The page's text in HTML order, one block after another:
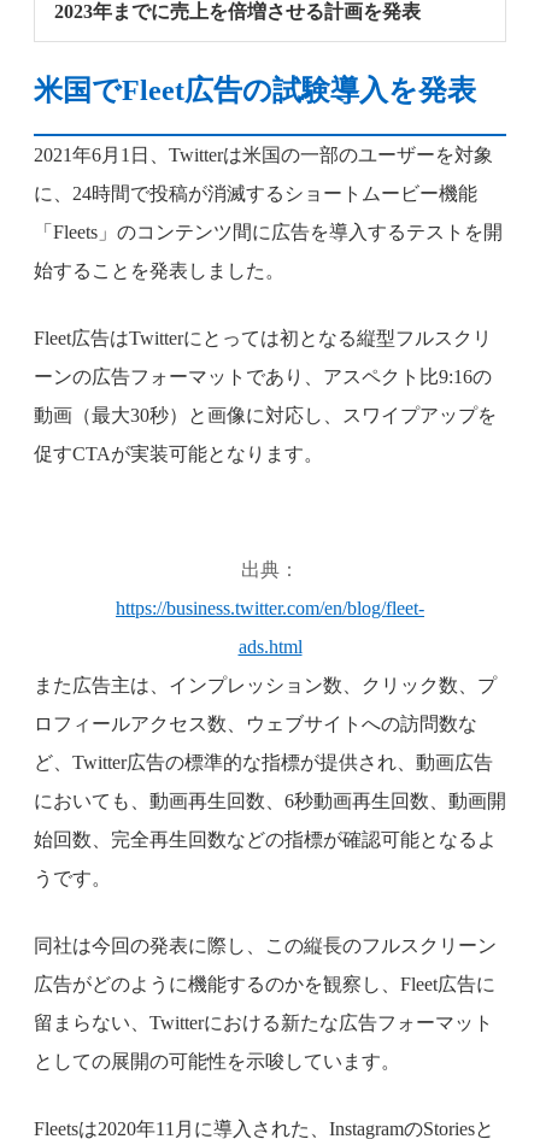
2023年までに売上を倍増させる計画を発表
米国でFleet広告の試験導入を発表
2021年6月1日、Twitterは米国の一部のユーザーを対象
に、24時間で投稿が消滅するショートムービー機能
「Fleets」のコンテンツ間に広告を導入するテストを開
始することを発表しました。
Fleet広告はTwitterにとっては初となる縦型フルスクリ
ーンの広告フォーマットであり、アスペクト比9:16の
動画（最大30秒）と画像に対応し、スワイプアップを
促すCTAが実装可能となります。
出典：
https://business.twitter.com/en/blog/fleet-
ads.html
また広告主は、インプレッション数、クリック数、プ
ロフィールアクセス数、ウェブサイトへの訪問数な
ど、Twitter広告の標準的な指標が提供され、動画広告
においても、動画再生回数、6秒動画再生回数、動画開
始回数、完全再生回数などの指標が確認可能となるよ
うです。
同社は今回の発表に際し、この縦長のフルスクリーン
広告がどのように機能するのかを観察し、Fleet広告に
留まらない、Twitterにおける新たな広告フォーマット
としての展開の可能性を示唆しています。
Fleetsは2020年11月に導入された、InstagramのStoriesと